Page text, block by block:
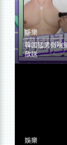
娛樂
韓國猛男微喘
放送
娛樂